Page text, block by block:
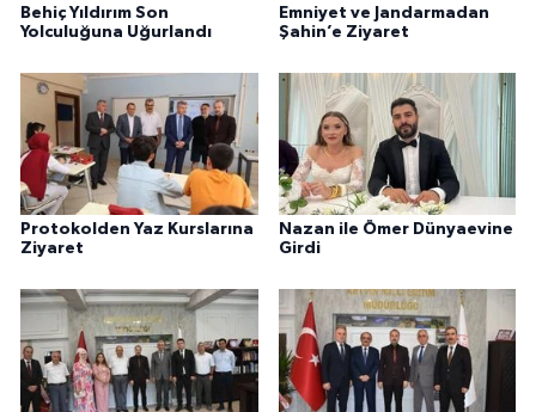
Behiç Yıldırım Son
Yolculuğuna Uğurlandı
Emniyet ve Jandarmadan
Şahin’e Ziyaret
Protokolden Yaz Kurslarına
Ziyaret
Nazan ile Ömer Dünyaevine
Girdi